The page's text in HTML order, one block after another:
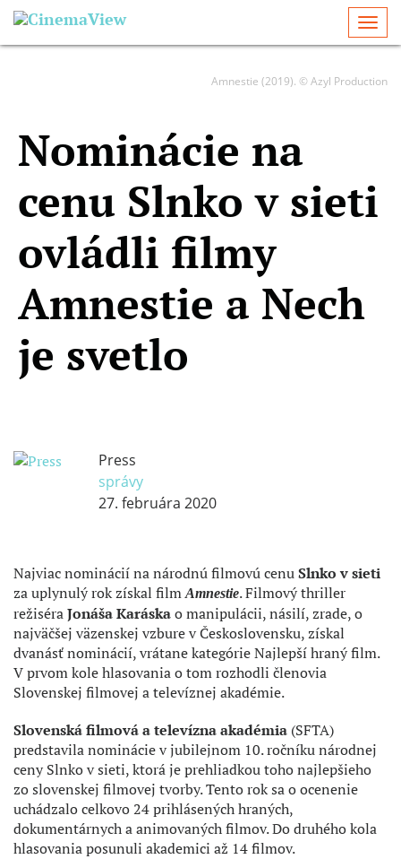
Amnestie (2019). © Azyl Production
Nominácie na
cenu Slnko v sieti
ovládli filmy
Amnestie a Nech
je svetlo
Press
správy
27. februára 2020
Najviac nominácií na národnú filmovú cenuSlnko v sieti
za uplynulý rok získal filmAmnestie. Filmový thriller
režiséraJonáša Karáskao manipulácii, násilí, zrade, o
najväčšej väzenskej vzbure v Československu, získal
dvanásť nominácií, vrátane kategórie Najlepší hraný film.
V prvom kole hlasovania o tom rozhodli členovia
Slovenskej filmovej a televíznej akadémie.
Slovenská filmová a televízna akadémia (SFTA)
predstavila nominácie v jubilejnom 10. ročníku národnej
ceny Slnko v sieti, ktorá je prehliadkou toho najlepšieho
zo slovenskej filmovej tvorby. Tento rok sa o ocenenie
uchádzalo celkovo 24 prihlásených hraných,
dokumentárnych a animovaných filmov. Do druhého kola
hlasovania posunuli akademici až 14 filmov.